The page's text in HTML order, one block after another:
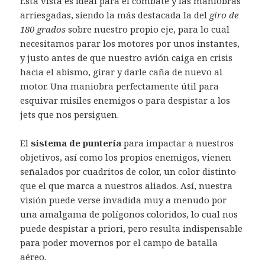
arriesgadas, siendo la más destacada la del giro de
180 grados sobre nuestro propio eje, para lo cual
necesitamos parar los motores por unos instantes,
y justo antes de que nuestro avión caiga en crisis
hacia el abismo, girar y darle caña de nuevo al
motor. Una maniobra perfectamente útil para
esquivar misiles enemigos o para despistar a los
jets que nos persiguen.
Elsistema de puntería para impactar a nuestros
objetivos, así como los propios enemigos, vienen
señalados por cuadritos de color, un color distinto
que el que marca a nuestros aliados. Así, nuestra
visión puede verse invadida muy a menudo por
una amalgama de polígonos coloridos, lo cual nos
puede despistar a priori, pero resulta indispensable
para poder movernos por el campo de batalla
aéreo.